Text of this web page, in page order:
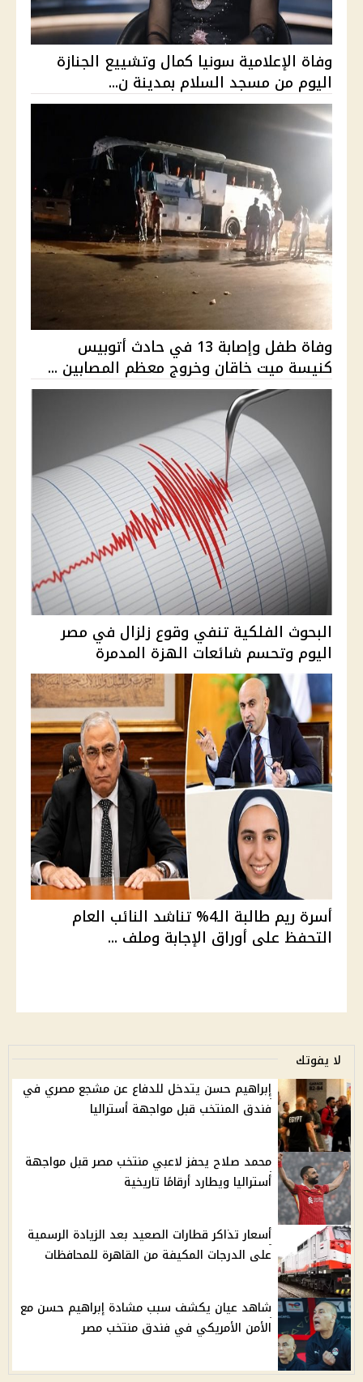
وفاة الإعلامية سونيا كمال وتشييع الجنازة
اليوم من مسجد السلام بمدينة ن...
وفاة طفل وإصابة 13 في حادث أتوبيس
كنيسة ميت خاقان وخروج معظم المصابين ...
البحوث الفلكية تنفي وقوع زلزال في مصر
اليوم وتحسم شائعات الهزة المدمرة
أسرة ريم طالبة الـ4% تناشد النائب العام
التحفظ على أوراق الإجابة وملف ...
لا يفوتك
إبراهيم حسن يتدخل للدفاع عن مشجع مصري في
فندق المنتخب قبل مواجهة أستراليا
محمد صلاح يحفز لاعبي منتخب مصر قبل مواجهة
أستراليا ويطارد أرقامًا تاريخية
أسعار تذاكر قطارات الصعيد بعد الزيادة الرسمية
على الدرجات المكيفة من القاهرة للمحافظات
شاهد عيان يكشف سبب مشادة إبراهيم حسن مع
الأمن الأمريكي في فندق منتخب مصر